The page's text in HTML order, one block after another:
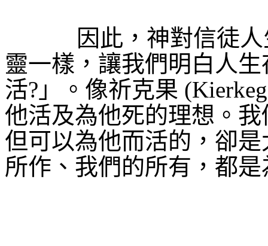
因此，神對信徒
靈一樣，讓我們明白人
活? 」。像祈克果
他活及為他死的理想。
但可以為他而活的，卻
所作、我們的所有，都